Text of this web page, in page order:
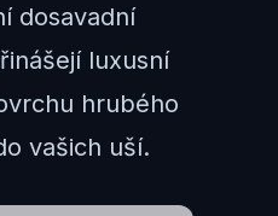
dosavadní
luxusní
hrubého
vašich uší.